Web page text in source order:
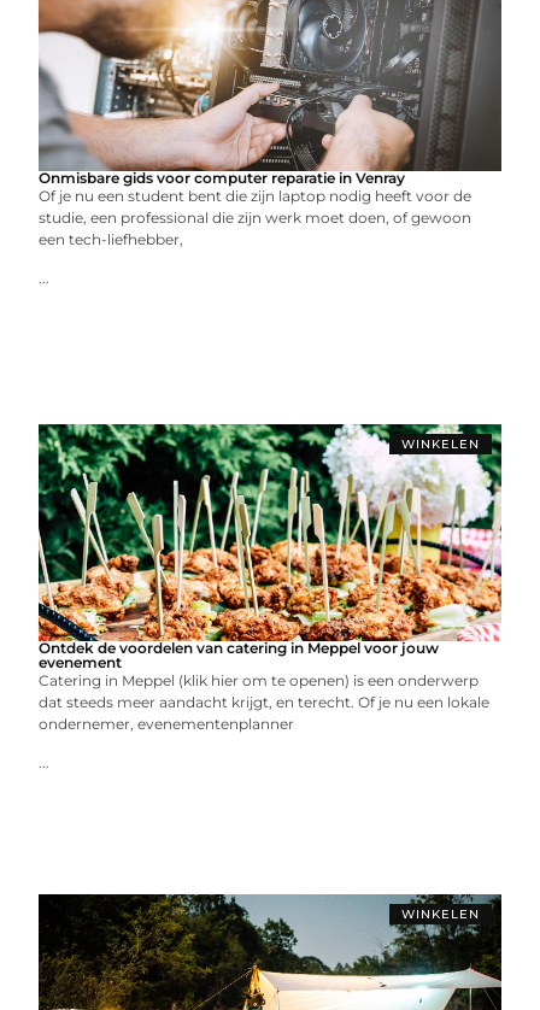
Onmisbare gids voor computer reparatie in Venray
Of je nu een student bent die zijn laptop nodig heeft voor de
studie, een professional die zijn werk moet doen, of gewoon
een tech-liefhebber,
...
WINKELEN
Ontdek de voordelen van catering in Meppel voor jouw
evenement
Catering in Meppel (klik hier om te openen) is een onderwerp
dat steeds meer aandacht krijgt, en terecht. Of je nu een lokale
ondernemer, evenementenplanner
...
WINKELEN